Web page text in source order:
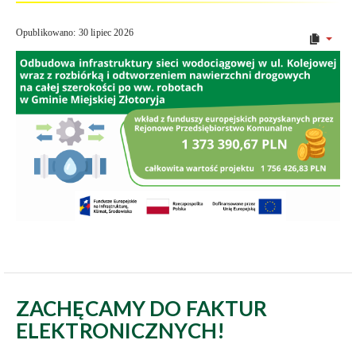
Opublikowano: 30 lipiec 2026
ZACHĘCAMY DO FAKTUR
ELEKTRONICZNYCH!